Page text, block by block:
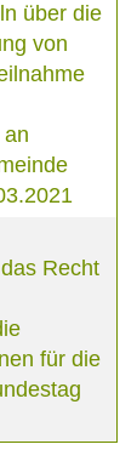
über die
von
Recht
für die